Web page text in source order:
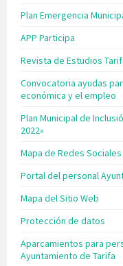
Plan Emergencia
APP Participa
Revista de Estudios
Convocatoria ayudas
económica y el empleo
Plan Municipal de
2022»
Mapa de Redes
Portal del personal
Mapa del Sitio Web
Protección de datos
Aparcamientos para
Ayuntamiento de Tarifa